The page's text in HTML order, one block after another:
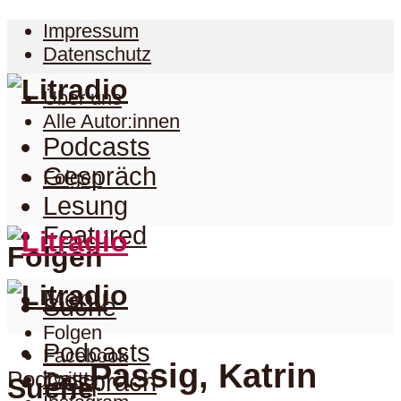
Impressum
Datenschutz
Über uns
Alle Autor:innen
Folgen
Folgen
Folgen
Facebook
Twitter
Podcasts
Gespräch
Lesung
Featured
Menu
Suche
Suche
Podcasts
Gespräch
PodcastPassig, Katrin